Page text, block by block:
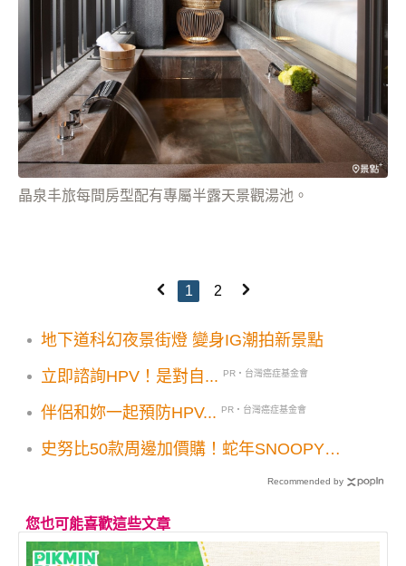
晶泉丰旅每間房型配有專屬半露天景觀湯池。
1 2
地下道科幻夜景街燈 變身IG潮拍新景點
立即諮詢HPV！是對自...
PR・台灣癌症基金會
伴侶和妳一起預防HPV... PR・台灣癌症基金會
史努比50款周邊加價購！蛇年SNOOPY彎
Recommended by
您也可能喜歡這些文章